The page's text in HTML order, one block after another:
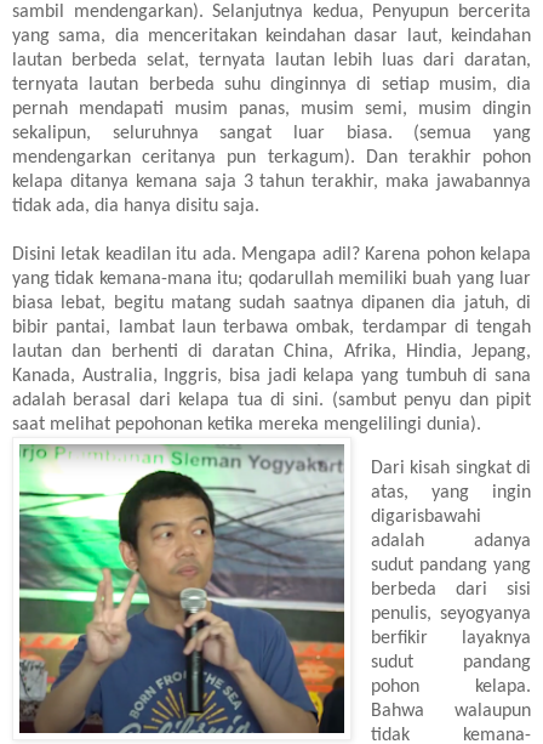
sambil mendengarkan). Selanjutnya kedua, Penyupun bercerita
yang sama, dia menceritakan keindahan dasar laut, keindahan
lautan berbeda selat, ternyata lautan lebih luas dari daratan,
ternyata lautan berbeda suhu dinginnya di setiap musim, dia
pernah mendapati musim panas, musim semi, musim dingin
sekalipun, seluruhnya sangat luar biasa. (semua yang
mendengarkan ceritanya pun terkagum). Dan terakhir pohon
kelapa ditanya kemana saja 3 tahun terakhir, maka jawabannya
tidak ada, dia hanya disitu saja.
Disini letak keadilan itu ada. Mengapa adil? Karena pohon kelapa
yang tidak kemana-mana itu; qodarullah memiliki buah yang luar
biasa lebat, begitu matang sudah saatnya dipanen dia jatuh, di
bibir pantai, lambat laun terbawa ombak, terdampar di tengah
lautan dan berhenti di daratan China, Afrika, Hindia, Jepang,
Kanada, Australia, Inggris, bisa jadi kelapa yang tumbuh di sana
adalah berasal dari kelapa tua di sini. (sambut penyu dan pipit
saat melihat pepohonan ketika mereka mengelilingi dunia).
Dari kisah singkat di
atas, yang ingin
digarisbawahi
adalah adanya
sudut pandang yang
berbeda dari sisi
penulis, seyogyanya
berfikir layaknya
sudut pandang
pohon kelapa.
Bahwa walaupun
tidak kemana-